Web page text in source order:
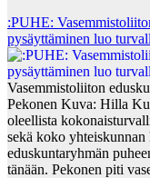
:PUHE:
pysäyttäminen luo
Vasemmistoliiton
Pekonen Kuva: Hilla
oleellista
sekä koko
eduskuntaryhmän
tänään. Pekonen piti